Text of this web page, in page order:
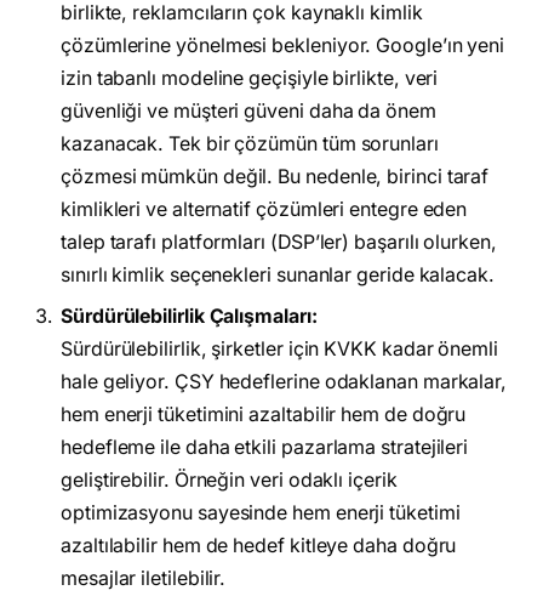
birlikte, reklamcıların çok kaynaklı kimlik
çözümlerine yönelmesi bekleniyor. Google’ın yeni
izin tabanlı modeline geçişiyle birlikte, veri
güvenliği ve müşteri güveni daha da önem
kazanacak. Tek bir çözümün tüm sorunları
çözmesi mümkün değil. Bu nedenle, birinci taraf
kimlikleri ve alternatif çözümleri entegre eden
talep tarafı platformları (DSP’ler) başarılı olurken,
sınırlı kimlik seçenekleri sunanlar geride kalacak.
Sürdürülebilirlik Çalışmaları:
Sürdürülebilirlik, şirketler için KVKK kadar önemli
hale geliyor. ÇSY hedeflerine odaklanan markalar,
hem enerji tüketimini azaltabilir hem de doğru
hedefleme ile daha etkili pazarlama stratejileri
geliştirebilir. Örneğin veri odaklı içerik
optimizasyonu sayesinde hem enerji tüketimi
azaltılabilir hem de hedef kitleye daha doğru
mesajlar iletilebilir.